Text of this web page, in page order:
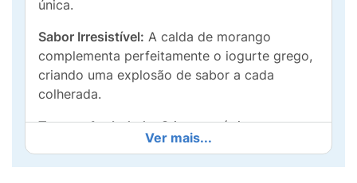
única.
Sabor Irresistível: A calda de morango
complementa perfeitamente o iogurte grego,
criando uma explosão de sabor a cada
colherada.
Textura Aveludada:O iogurte é rico e
cremoso, garantindo uma sensação deliciosa
que derrete na boca.
Ver mais...